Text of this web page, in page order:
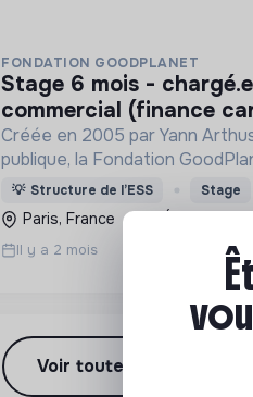
FONDATION GOODPLANET
stage 6 mois - chargé.e de développement
commercial (finance
Créée en 2005 par Yann
publique, la Fondation
mieux le protéger.,
💡 Structure de l’ESS Stage
Paris, France
Il y a 2 mois
Voir toutes les offres (1